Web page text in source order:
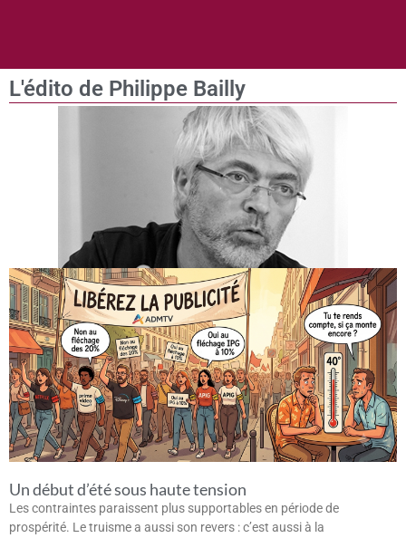
L'édito de Philippe Bailly
Un début d’été sous haute tension
Les contraintes paraissent plus supportables en période de
prospérité. Le truisme a aussi son revers : c’est aussi à la